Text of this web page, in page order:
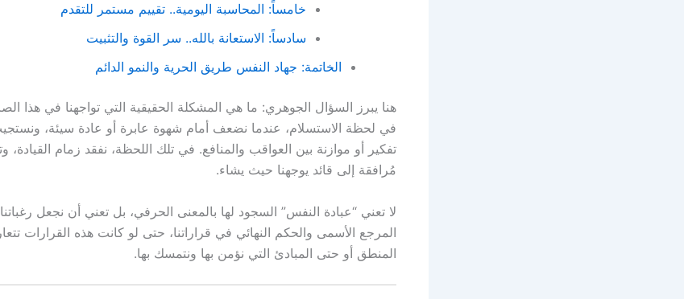
خامساً: المحاسبة اليومية.. تقييم مستمر للتقدم
سادساً: الاستعانة بالله.. سر القوة والتثبيت
الخاتمة: جهاد النفس طريق الحرية والنمو الدائم
هنا يبرز السؤال الجوهري: ما هي المشكلة الحقيقية التي تواجهنا في هذا
في لحظة الاستسلام، عندما نضعف أمام شهوة عابرة أو عادة سيئة،
تفكير أو موازنة بين العواقب والمنافع. في تلك اللحظة، نفقد زمام
مُرافقة إلى قائد يوجهنا حيث يشاء.
لا تعني “عبادة النفس” السجود لها بالمعنى الحرفي، بل تعني أن نجعل
المرجع الأسمى والحكم النهائي في قراراتنا، حتى لو كانت هذه القرارات
المنطق أو حتى المبادئ التي نؤمن بها ونتمسك بها.